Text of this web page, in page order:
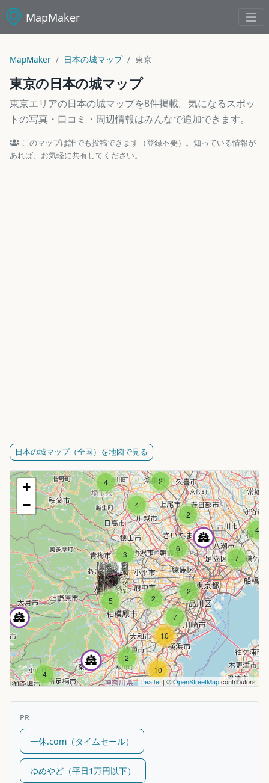
MapMaker
MapMaker 日本の城マップ 東京
東京の日本の城マップ
東京エリアの日本の城マップを8件掲載。気になるスポッ
トの写真・口コミ・周辺情報はみんなで追加できます。
このマップは誰でも投稿できます（登録不要）。知っている情報が
あれば、お気軽に共有してください。
日本の城マップ（全国）を地図で見る
2
6
2
4
7
4 2
2
3
4
4
5
2
7
10
10
+
−
Leaflet| ©OpenStreetMapcontributors
PR
一休.com（タイムセール）
ゆめやど（平日1万円以下）